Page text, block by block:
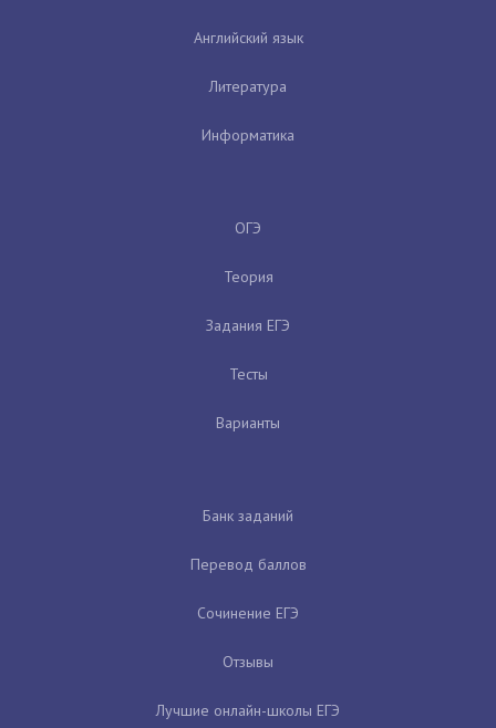
Английский язык
Литература
Информатика
ОГЭ
Теория
Задания ЕГЭ
Тесты
Варианты
Банк заданий
Перевод баллов
Сочинение ЕГЭ
Отзывы
Лучшие онлайн-школы ЕГЭ